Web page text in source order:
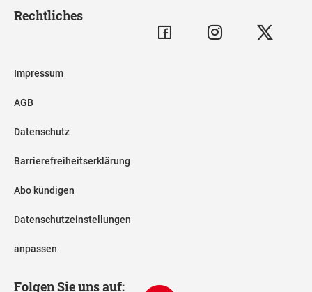
Rechtliches
Impressum
AGB
Datenschutz
Barrierefreiheitserklärung
Abo kündigen
Datenschutzeinstellungen
anpassen
Folgen Sie uns auf: